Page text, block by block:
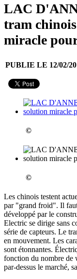
LAC
tram
miracle
PUBLIE LE 12/02/
©
©
Les chinois testent
par "grand froid". Il
développé par le
Electric se dirige sans
série de capteurs. Le
en mouvement. Les
sont étonnantes.
fonction du nombre de
par-dessus le marché,